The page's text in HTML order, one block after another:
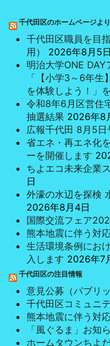
は平成18（2006）年
セブン・イレブンみど
の基金助成金を戴き、
良し公園の改修工事を
い、千代田区施工で3月
31日に完了しました。
会員及び町会婦人部
なさまに草花を植え
ただき、開園セレモ
を行いました。 こど
園ですが、残念なこ
タバコ喫 ...
千代田区のホームページよ
千代田区職員を目
用）
2026年8月5日
明治大学ONE
「【小学3～6年生
を体験しよう！」
令和8年6月区営住
抽選結果 2026年8
広報千代田 8月5日
省エネ・再エネ化
ーを開催します
ちよエコ未来企業
日
外濠の水辺を探検
2026年8月4日
国際交流フェア
熊本地震に伴う対
生活環境条例にお
入します 2026年7
千代田区の注目情報
意見公募（パブリ
千代田区コミュニ
熊本地震に伴う対
「風ぐるま」お知
ホームタウンちよ